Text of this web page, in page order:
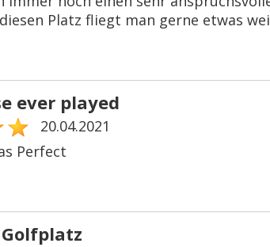
Platz fliegt man gerne etwas
ever played
20.04.2021
Perfect